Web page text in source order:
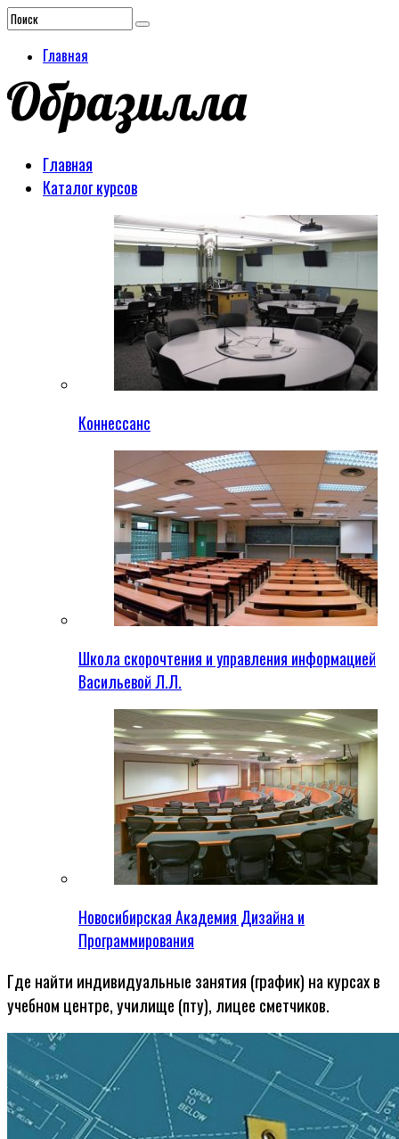
Главная
Главная
Каталог курсов
Коннессанс
Школа скорочтения и управления информацией
Васильевой Л.Л.
Новосибирская Академия Дизайна и
Программирования
Где найти индивидуальные занятия (график) на курсах в
учебном центре, училище (пту), лицее сметчиков.